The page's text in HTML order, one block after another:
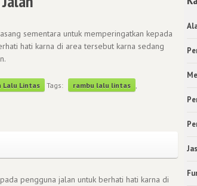
sementara untuk memperingatkan kepada
hati karna di area tersebut karna sedang
Lalu Lintas Tags: rambu lalu lintas ,
pengguna jalan untuk berhati hati karna di